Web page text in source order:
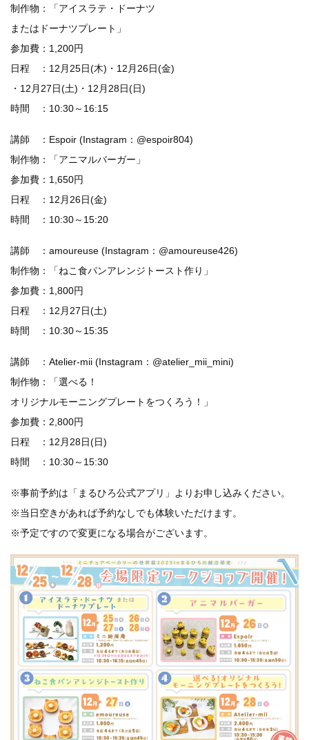
制作物：「アイスラテ・ドーナツ
またはドーナツプレート」
参加費：1,200円
日程 ：12月25日(木)・12月26日(金)
・12月27日(土)・12月28日(日)
時間 ：10:30～16:15
講師 ：Espoir (Instagram：@espoir804)
制作物：「アニマルバーガー」
参加費：1,650円
日程 ：12月26日(金)
時間 ：10:30～15:20
講師 ：amoureuse (Instagram：@amoureuse426)
制作物：「ねこ食パンアレンジトースト作り」
参加費：1,800円
日程 ：12月27日(土)
時間 ：10:30～15:35
講師 ：Atelier-mii (Instagram：@atelier_mii_mini)
制作物：「選べる！
オリジナルモーニングプレートをつくろう！」
参加費：2,800円
日程 ：12月28日(日)
時間 ：10:30～15:30
※事前予約は「まるひろ公式アプリ」よりお申し込みください。
※当日空きがあれば予約なしでも体験いただけます。
※予定ですので変更になる場合がございます。